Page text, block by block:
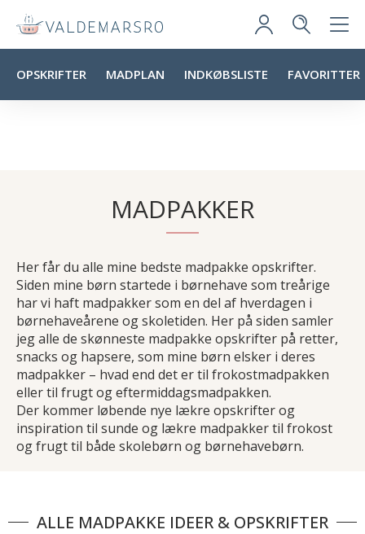
OPSKRIFTER MADPLAN INDKØBSLISTE FAVORITTER
MADPAKKER
Her får du alle mine bedste madpakke opskrifter.
Siden mine børn startede i børnehave som treårige
har vi haft madpakker som en del af hverdagen i
børnehaveårene og skoletiden. Her på siden samler
jeg alle de skønneste madpakke opskrifter på retter,
snacks og hapsere, som mine børn elsker i deres
madpakker – hvad end det er til frokostmadpakken
eller til frugt og eftermiddagsmadpakken.
Der kommer løbende nye lækre opskrifter og
inspiration til sunde og lækre madpakker til frokost
og frugt til både skolebørn og børnehavebørn.
ALLE MADPAKKE IDEER & OPSKRIFTER